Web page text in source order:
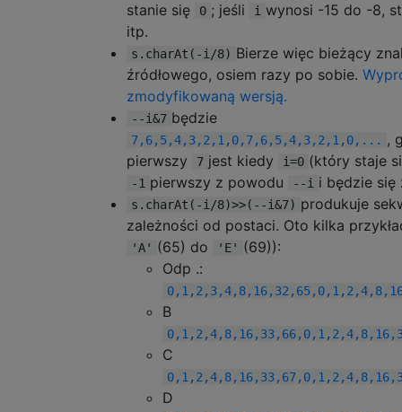
stanie się
0 ; jeśli i wynosi -15 do -8,
itp.
s.charAt(-i/8) Bierze więc bieżący
źródłowego, osiem razy po sobie.
zmodyfikowaną wersją.
--i&7 będzie
7,6,5,4,3,2,1,0,7,6,5,4,3,2,1,0,... ,
pierwszy
7 jest kiedy i=0 (który staje
-1 pierwszy z powodu --i i będzie się
s.charAt(-i/8)>>(--i&7) produkuje
zależności od postaci. Oto kilka
'A' (65) do 'E' (69)):
Odp .:
B
C
D